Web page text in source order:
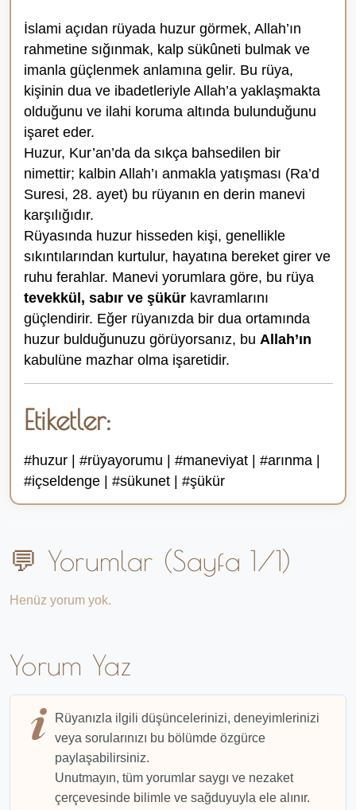
İslami açıdan rüyada huzur görmek, Allah’ın
rahmetine sığınmak, kalp sükûneti bulmak ve
imanla güçlenmek anlamına gelir. Bu rüya,
kişinin dua ve ibadetleriyle Allah’a yaklaşmakta
olduğunu ve ilahi koruma altında bulunduğunu
işaret eder.
Huzur, Kur’an’da da sıkça bahsedilen bir
nimettir; kalbin Allah’ı anmakla yatışması (Ra’d
Suresi, 28. ayet) bu rüyanın en derin manevi
karşılığıdır.
Rüyasında huzur hisseden kişi, genellikle
sıkıntılarından kurtulur, hayatına bereket girer ve
ruhu ferahlar. Manevi yorumlara göre, bu rüya
tevekkül, sabır ve şükürkavramlarını
güçlendirir. Eğer rüyanızda bir dua ortamında
huzur bulduğunuzu görüyorsanız, bu Allah’ın
kabulüne mazhar olma işaretidir.
Etiketler:
#huzur | #rüyayorumu | #maneviyat | #arınma |
#içseldenge | #sükunet | #şükür
💬 Yorumlar (Sayfa 1/1)
Henüz yorum yok.
Yorum Yaz
Rüyanızla ilgili düşüncelerinizi, deneyimlerinizi
veya sorularınızı bu bölümde özgürce
paylaşabilirsiniz.
Unutmayın, tüm yorumlar saygı ve nezaket
çerçevesinde bilimle ve sağduyuyla ele alınır.